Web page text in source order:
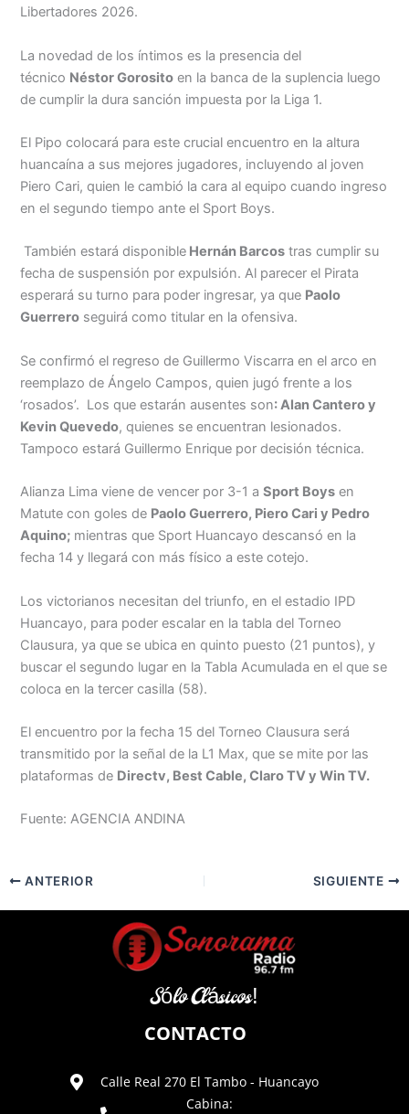
Libertadores 2026.
La novedad de los íntimos es la presencia del
técnico Néstor Gorosito en la banca de la suplencia luego
de cumplir la dura sanción impuesta por la Liga 1.
El Pipo colocará para este crucial encuentro en la altura
huancaína a sus mejores jugadores, incluyendo al joven
Piero Cari, quien le cambió la cara al equipo cuando ingreso
en el segundo tiempo ante el Sport Boys.
También estará disponible Hernán Barcos tras cumplir su
fecha de suspensión por expulsión. Al parecer el Pirata
esperará su turno para poder ingresar, ya que Paolo
Guerrero seguirá como titular en la ofensiva.
Se confirmó el regreso de Guillermo Viscarra en el arco en
reemplazo de Ángelo Campos, quien jugó frente a los
‘rosados’. Los que estarán ausentes son: Alan Cantero y
Kevin Quevedo, quienes se encuentran lesionados.
Tampoco estará Guillermo Enrique por decisión técnica.
Alianza Lima viene de vencer por 3-1 aSport Boys en
Matute con goles de Paolo Guerrero, Piero Cari y Pedro
Aquino; mientras que Sport Huancayo descansó en la
fecha 14 y llegará con más físico a este cotejo.
Los victorianos necesitan del triunfo, en el estadio IPD
Huancayo, para poder escalar en la tabla del Torneo
Clausura, ya que se ubica en quinto puesto (21 puntos), y
buscar el segundo lugar en la Tabla Acumulada en el que se
coloca en la tercer casilla (58).
El encuentro por la fecha 15 del Torneo Clausura será
transmitido por la señal de la L1 Max, que se mite por las
plataformas de Directv, Best Cable, Claro TV y Win TV.
Fuente: AGENCIA ANDINA
ANTERIOR SIGUIENTE
Sólo Clásicos!
CONTACTO
Calle Real 270 El Tambo - Huancayo
Cabina: